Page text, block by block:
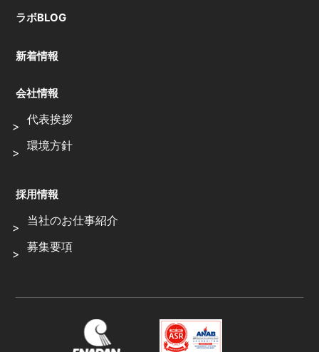
ラボBLOG
新着情報
会社情報
代表挨拶
環境方針
採用情報
当社のお仕事紹介
募集要項